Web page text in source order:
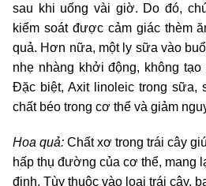
sau khi uống vài giờ. Do đó,
kiểm soát được cảm giác thèm
quả. Hơn nữa, một ly sữa vào
nhẹ nhàng khởi động, không
Đặc biệt, Axit linoleic trong sữa,
chất béo trong cơ thể và giảm
Hoa quả: Chất xơ trong trái cây
hấp thụ đường của cơ thể, mang
định. Tùy thuộc vào loại trái cây,